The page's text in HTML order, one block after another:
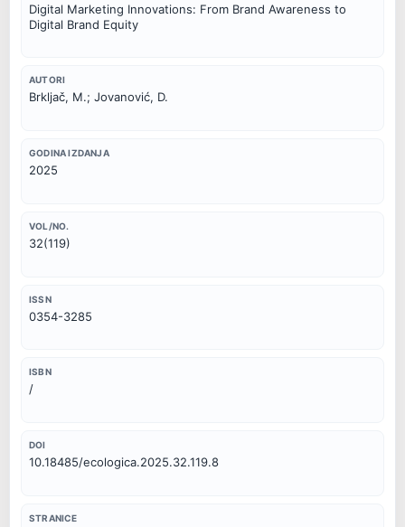
Digital Marketing Innovations: From Brand Awareness to
Digital Brand Equity
AUTORI
Brkljač, M.; Jovanović, D.
GODINA IZDANJA
2025
VOL/NO.
32(119)
ISSN
0354-3285
ISBN
/
DOI
10.18485/ecologica.2025.32.119.8
STRANICE